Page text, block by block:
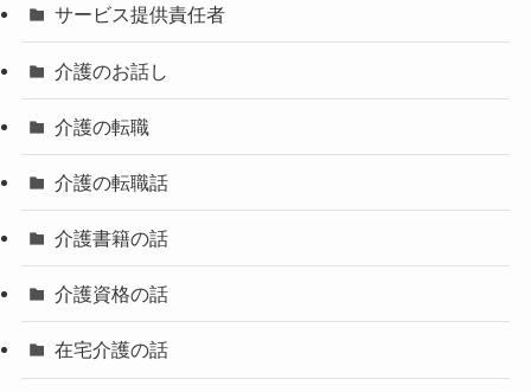
サービス提供責任者
介護のお話し
介護の転職
介護の転職話
介護書籍の話
介護資格の話
在宅介護の話